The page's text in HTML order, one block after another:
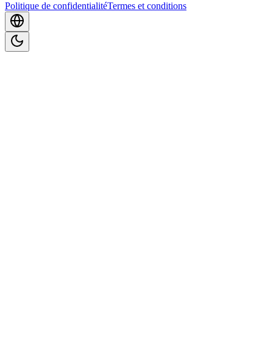
Politique de confidentialitéTermes et conditions